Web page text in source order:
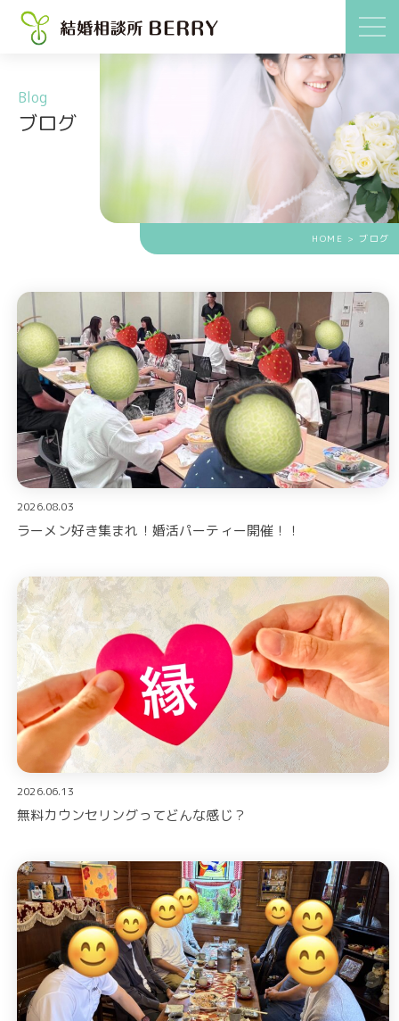
Blog
ブログ
HOME > ブログ
2026.08.03
ラーメン好き集まれ！婚活パーティー開催！！
2026.06.13
無料カウンセリングってどんな感じ？